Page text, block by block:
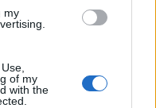
my
of my
with the
kas ieradās
pieņēma dzemdības,